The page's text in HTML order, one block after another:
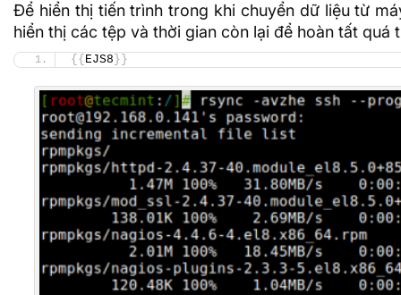
Để hiển thị tiến trình trong khi chuyển dữ liệu từ
hiển thị các tệp và thời gian còn lại để hoàn tất quá
{{ EJS8 }}